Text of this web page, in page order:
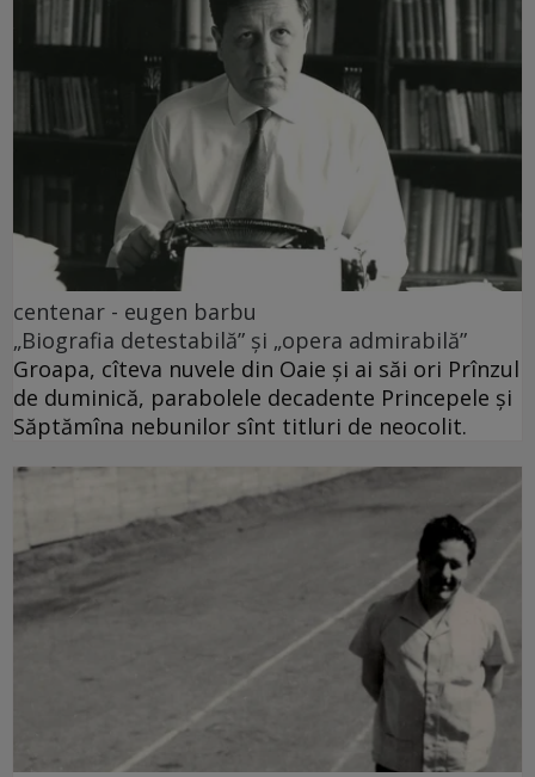
centenar - eugen barbu
„Biografia detestabilă” și „opera admirabilă”
Groapa, cîteva nuvele din Oaie și ai săi ori Prînzul
de duminică, parabolele decadente Princepele și
Săptămîna nebunilor sînt titluri de neocolit.